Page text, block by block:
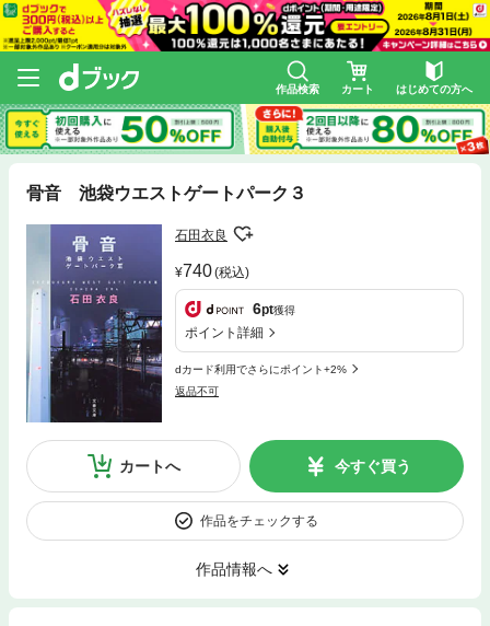
作品検索 カート はじめての方へ
骨音 池袋ウエストゲートパーク３
石田衣良
740(税込)
6pt獲得
ポイント詳細
dカード利用でさらにポイント+2%
返品不可
カートへ 今すぐ買う
作品をチェックする
作品情報へ